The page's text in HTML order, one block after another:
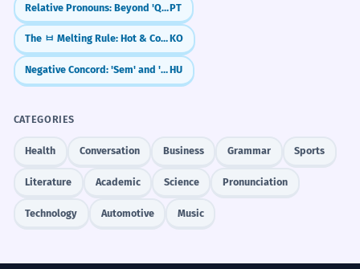
Relative Pronouns: Beyond 'Que' (Cujo, O Qual, Quem)PT
The ㅂ Melting Rule: Hot & Cold Verbs (chupda/chuwoyo)KO
Negative Concord: 'Sem' and 'Senki'HU
CATEGORIES
Health Conversation Business Grammar Sports
Literature Academic Science Pronunciation
Technology Automotive Music